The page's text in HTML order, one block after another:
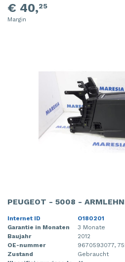
€ 40,25
Margin
PEUGEOT - 5008 -
Internet ID
O180201
Garantie in Monaten
3 Monate
Baujahr
2012
OE-nummer
9670593077,
Zustand
Gebraucht